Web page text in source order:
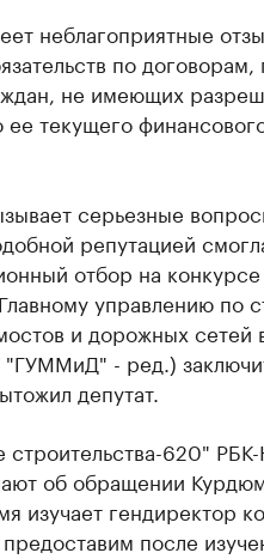
неблагоприятные
по
не имеющих
ее текущего
серьезные
репутацией
отбор на
управлению по
и дорожных
- ред.)
депутат.
строительства-620"
об обращении
изучает гендиректор
после